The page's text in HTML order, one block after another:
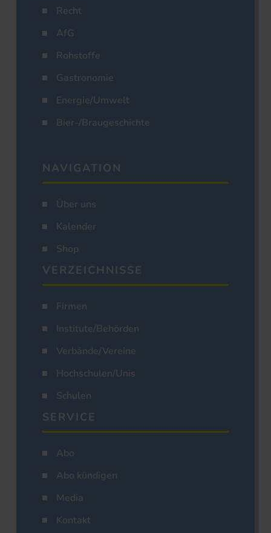
Recht
AfG
Rohstoffe
Gastronomie
Energie/Umwelt
Bier-/Braugeschichte
NAVIGATION
Über uns
Kalender
Shop
VERZEICHNISSE
Firmen
Institute/Behörden
Verbände/Vereine
Hochschulen/Unis
Schulen
SERVICE
Abo
Abo kündigen
Media
Kontakt